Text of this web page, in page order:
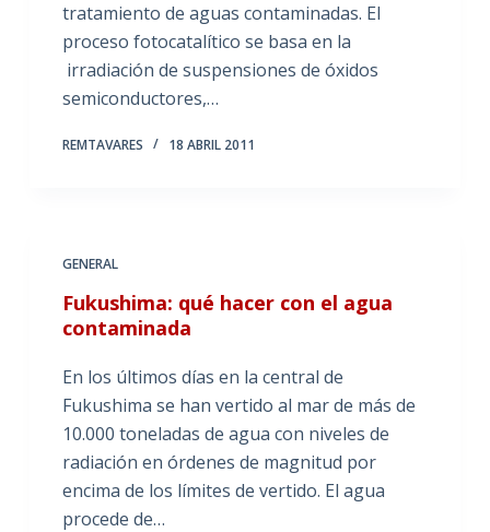
tratamiento de aguas contaminadas. El
proceso fotocatalítico se basa en la
irradiación de suspensiones de óxidos
semiconductores,…
REMTAVARES 18 ABRIL 2011
GENERAL
Fukushima: qué hacer con el agua
contaminada
En los últimos días en la central de
Fukushima se han vertido al mar de más de
10.000 toneladas de agua con niveles de
radiación en órdenes de magnitud por
encima de los límites de vertido. El agua
procede de…